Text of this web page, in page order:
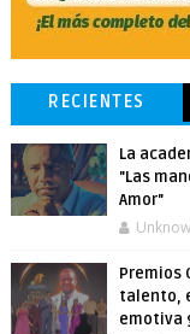
RECIENTES
La
"Las
Amor"
Premios
talento,
emotiva